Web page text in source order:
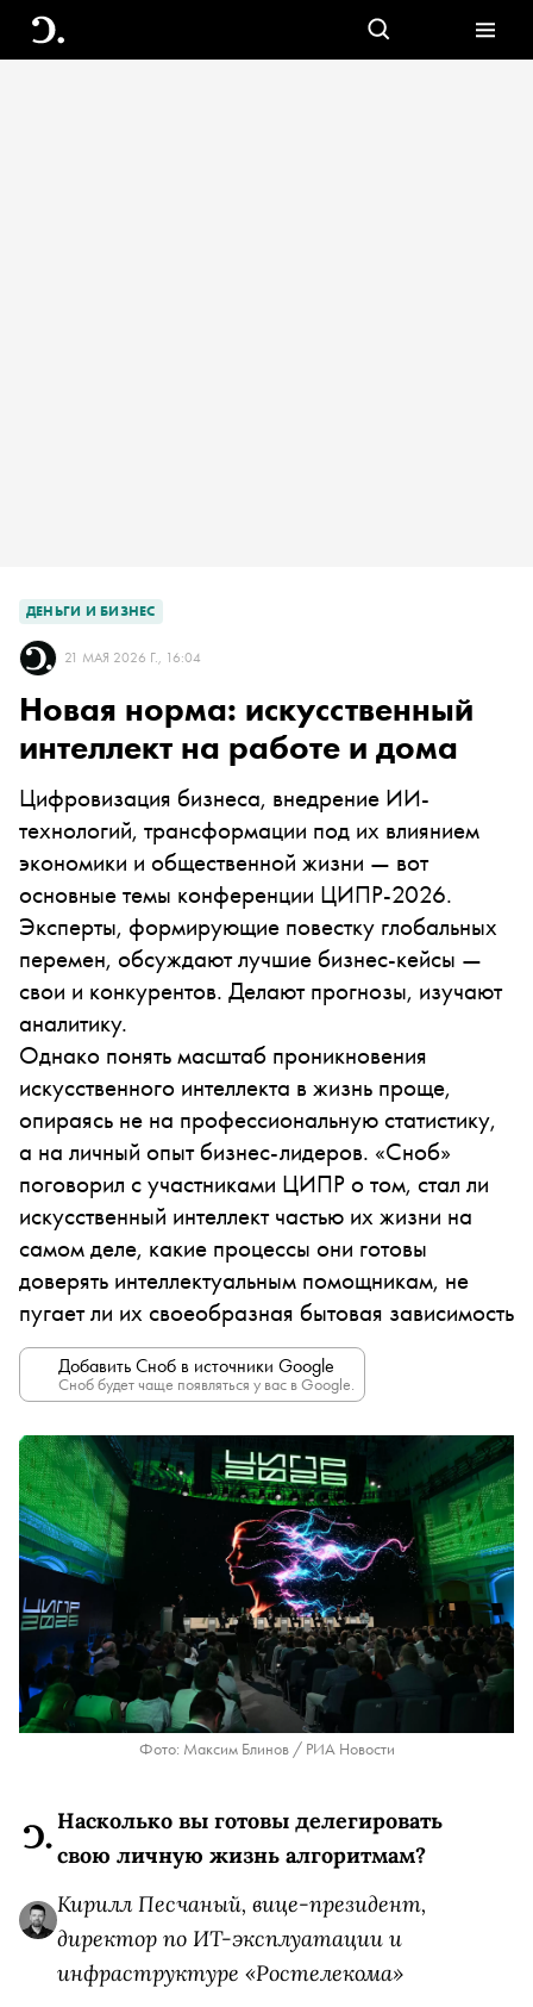
ДЕНЬГИ И БИЗНЕС
21 МАЯ 2026 Г., 16:04
Новая норма: искусственный
интеллект на работе и дома
Цифровизация бизнеса, внедрение ИИ-
технологий, трансформации под их влиянием
экономики и общественной жизни — вот
основные темы конференции ЦИПР-2026.
Эксперты, формирующие повестку глобальных
перемен, обсуждают лучшие бизнес-кейсы —
свои и конкурентов. Делают прогнозы, изучают
аналитику.
Однако понять масштаб проникновения
искусственного интеллекта в жизнь проще,
опираясь не на профессиональную статистику,
а на личный опыт бизнес-лидеров. «Сноб»
поговорил с участниками ЦИПР о том, стал ли
искусственный интеллект частью их жизни на
самом деле, какие процессы они готовы
доверять интеллектуальным помощникам, не
пугает ли их своеобразная бытовая зависимость
Добавить Сноб в источники Google
Сноб будет чаще появляться у вас в Google.
Фото: Максим Блинов / РИА Новости
Насколько вы готовы делегировать
свою личную жизнь алгоритмам?
Кирилл Песчаный, вице-президент,
директор по ИТ-эксплуатации и
инфраструктуре «Ростелекома»